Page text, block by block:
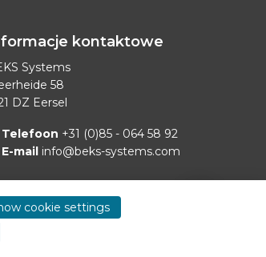
kontaktowe
Systems
58
DZ Eersel
Telefoon +31 (0)85 - 064 58 92
E-mail info@beks-systems.com
cookie settings